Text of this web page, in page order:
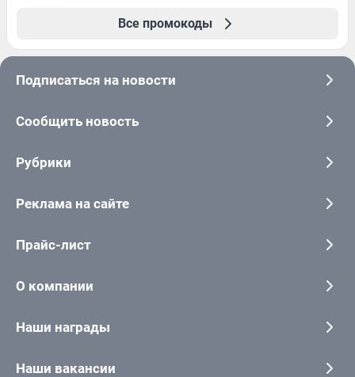
Все промокоды
Подписаться на новости
Сообщить новость
Рубрики
Реклама на сайте
Прайс-лист
О компании
Наши награды
Наши вакансии